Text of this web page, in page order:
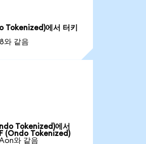
에서 터키
와 같음
Tokenized)에서
(Ondo Tokenized)
와 같음